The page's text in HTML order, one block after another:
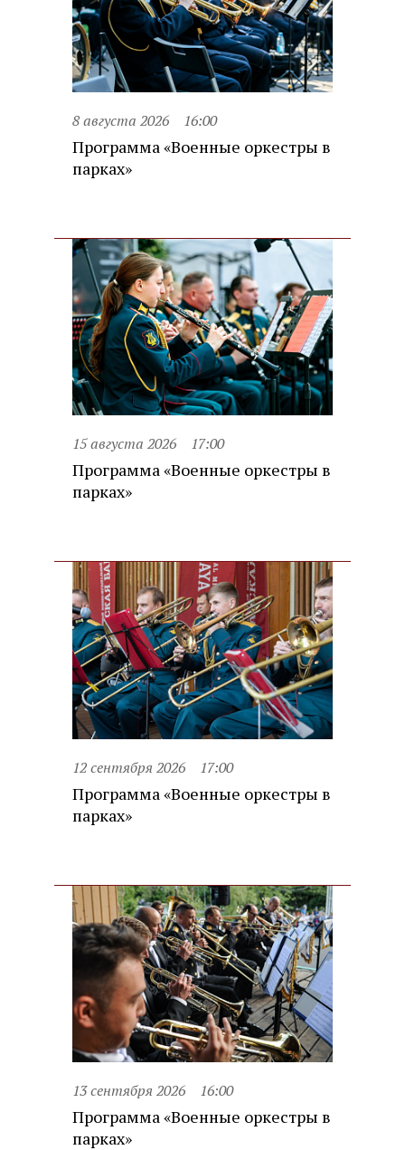
8 августа 2026 16:00
Программа «Военные оркестры в
парках»
15 августа 2026 17:00
Программа «Военные оркестры в
парках»
12 сентября 2026 17:00
Программа «Военные оркестры в
парках»
13 сентября 2026 16:00
Программа «Военные оркестры в
парках»